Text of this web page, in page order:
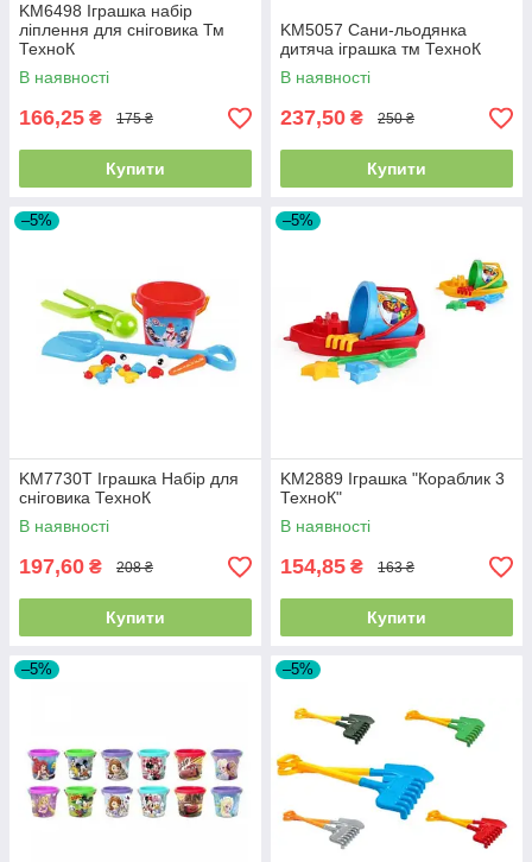
KM6498 Іграшка набір
ліплення для сніговика Тм
ТехноК
В наявності
166,25 ₴ 175 ₴
Купити
KM5057 Сани-льодянка
дитяча іграшка тм ТехноК
В наявності
237,50 ₴ 250 ₴
Купити
–5%
KM7730T Іграшка Набір для
сніговика ТехноК
В наявності
197,60 ₴ 208 ₴
Купити
–5%
KM2889 Іграшка "Кораблик 3
ТехноК"
В наявності
154,85 ₴ 163 ₴
Купити
–5% –5%